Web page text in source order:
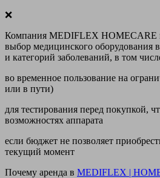
❌
Компания MEDIFLEX HOMECARE
выбор медицинского оборудования
и категорий заболеваний, в том
во временное пользование на
или в пути)
для тестирования перед покупкой,
возможностях аппарата
если бюджет не позволяет
текущий момент
Почему аренда в MEDIFLEX |